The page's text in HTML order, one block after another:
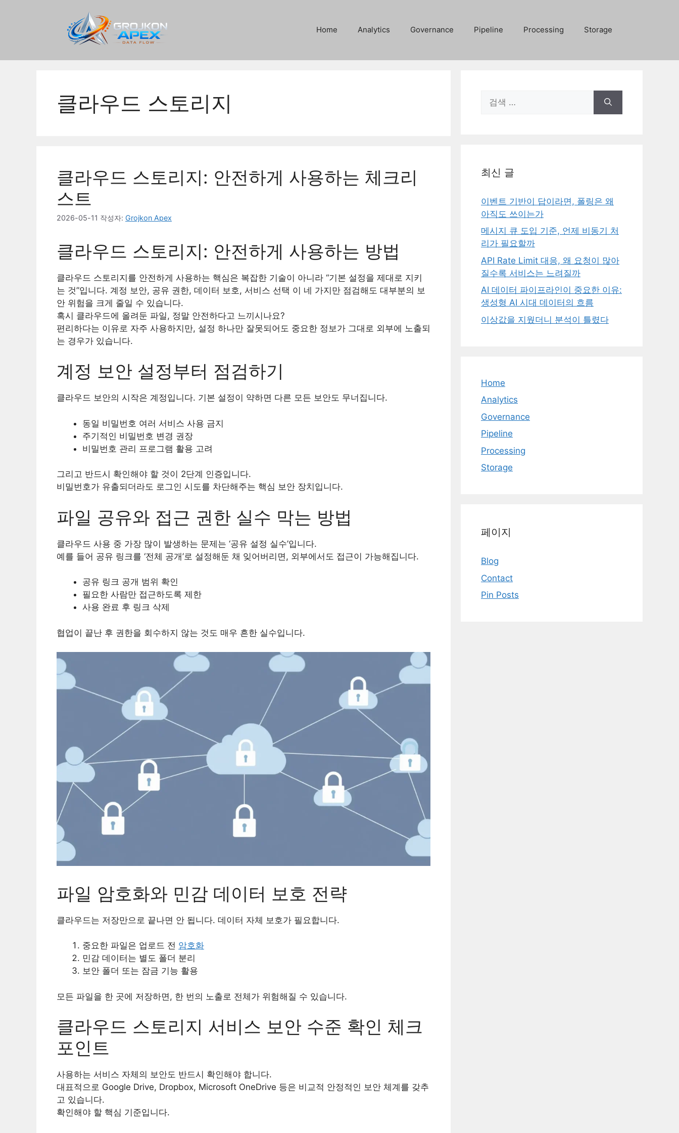
Home Analytics Governance Pipeline Processing Storage
클라우드 스토리지
클라우드 스토리지: 안전하게 사용하는 체크리
스트
2026-05-11 작성자: Grojkon Apex
클라우드 스토리지: 안전하게 사용하는 방법
클라우드 스토리지를 안전하게 사용하는 핵심은 복잡한 기술이 아니라 “기본 설정을 제대로 지키
는 것”입니다. 계정 보안, 공유 권한, 데이터 보호, 서비스 선택 이 네 가지만 점검해도 대부분의 보
안 위험을 크게 줄일 수 있습니다.
혹시 클라우드에 올려둔 파일, 정말 안전하다고 느끼시나요?
편리하다는 이유로 자주 사용하지만, 설정 하나만 잘못되어도 중요한 정보가 그대로 외부에 노출되
는 경우가 있습니다.
계정 보안 설정부터 점검하기
클라우드 보안의 시작은 계정입니다. 기본 설정이 약하면 다른 모든 보안도 무너집니다.
동일 비밀번호 여러 서비스 사용 금지
주기적인 비밀번호 변경 권장
비밀번호 관리 프로그램 활용 고려
그리고 반드시 확인해야 할 것이 2단계 인증입니다.
비밀번호가 유출되더라도 로그인 시도를 차단해주는 핵심 보안 장치입니다.
파일 공유와 접근 권한 실수 막는 방법
클라우드 사용 중 가장 많이 발생하는 문제는 ‘공유 설정 실수’입니다.
예를 들어 공유 링크를 ‘전체 공개’로 설정해둔 채 잊어버리면, 외부에서도 접근이 가능해집니다.
공유 링크 공개 범위 확인
필요한 사람만 접근하도록 제한
사용 완료 후 링크 삭제
협업이 끝난 후 권한을 회수하지 않는 것도 매우 흔한 실수입니다.
파일 암호화와 민감 데이터 보호 전략
클라우드는 저장만으로 끝나면 안 됩니다. 데이터 자체 보호가 필요합니다.
중요한 파일은 업로드 전 암호화
민감 데이터는 별도 폴더 분리
보안 폴더 또는 잠금 기능 활용
모든 파일을 한 곳에 저장하면, 한 번의 노출로 전체가 위험해질 수 있습니다.
클라우드 스토리지 서비스 보안 수준 확인 체크
포인트
사용하는 서비스 자체의 보안도 반드시 확인해야 합니다.
대표적으로 Google Drive, Dropbox, Microsoft OneDrive 등은 비교적 안정적인 보안 체계를 갖추
고 있습니다.
확인해야 할 핵심 기준입니다.
색:
최신 글
이벤트 기반이 답이라면, 폴링은 왜
아직도 쓰이는가
메시지 큐 도입 기준, 언제 비동기 처
리가 필요할까
API Rate Limit 대응, 왜 요청이 많아
질수록 서비스는 느려질까
AI 데이터 파이프라인이 중요한 이유:
생성형 AI 시대 데이터의 흐름
이상값을 지웠더니 분석이 틀렸다
Home
Analytics
Governance
Pipeline
Processing
Storage
페이지
Blog
Contact
Pin Posts